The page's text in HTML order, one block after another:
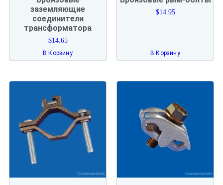
заземляющие
соединители
трансформатора
$14.65
В Корзину
$14.95
В Корзину